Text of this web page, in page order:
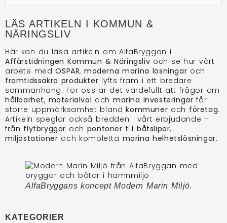
LÄS ARTIKELN I KOMMUN &
NÄRINGSLIV
Här kan du läsa artikeln om AlfaBryggan i
Affärstidningen Kommun & Näringsliv och se hur vårt
arbete medOSPAR,moderna marina lösningar och
framtidssäkra produkter lyfts fram i ett bredare
sammanhang. För oss är det värdefullt att frågor om
hållbarhet, materialval ochmarina investeringar får
större uppmärksamhet blandkommuner och företag.
Artikeln speglar också bredden i vårt erbjudande –
från flytbryggor och pontoner tillbåtslipar,
miljöstationer och kompletta marina helhetslösningar.
AlfaBryggans koncept Modern Marin Miljö.
KATEGORIER